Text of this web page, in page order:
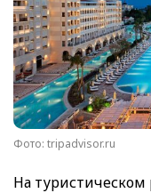
Фото: tripadvisor.ru
На